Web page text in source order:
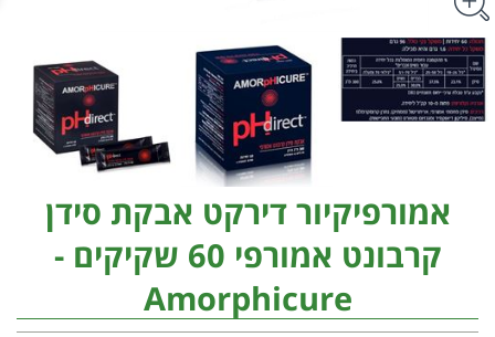
אמורפיקיור דירקט אבקת סידן
קרבונט אמורפי 60 שקיקים -
Amorphicure